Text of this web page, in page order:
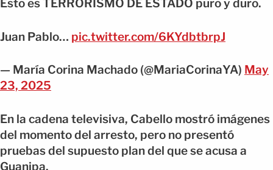
Esto es TERRORISMO DE ESTADO puro y duro.
Juan Pablo… pic.twitter.com/6KYdbtbrpJ
— María Corina Machado (@MariaCorinaYA) May
23, 2025
En la cadena televisiva, Cabello mostró imágenes
del momento del arresto, pero no presentó
pruebas del supuesto plan del que se acusa a
Guanipa.